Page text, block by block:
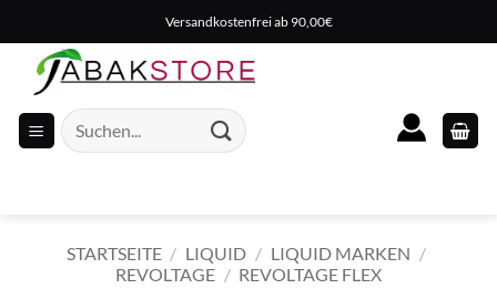
Inhalt
springen
Versandkostenfrei ab 90,00€
Suche
nach:
STARTSEITE / LIQUID / LIQUID MARKEN /
REVOLTAGE / REVOLTAGE FLEX